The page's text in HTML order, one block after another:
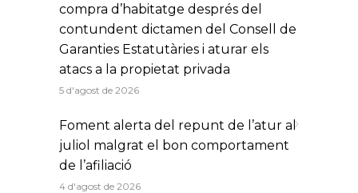
compra d’habitatge després del
contundent dictamen del Consell de
Garanties Estatutàries i aturar els
atacs a la propietat privada
5 d'agost de 2026
Foment alerta del repunt de l’atur al
juliol malgrat el bon comportament
de l’afiliació
4 d'agost de 2026